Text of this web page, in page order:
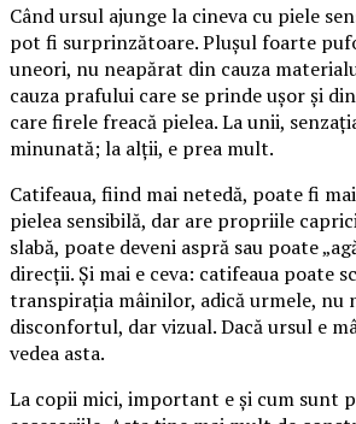
Când ursul ajunge la cineva cu piele
pot fi surprinzătoare. Plușul foarte
uneori, nu neapărat din cauza
cauza prafului care se prinde ușor și
care firele freacă pielea. La unii,
minunată; la alții, e prea mult.
Catifeaua, fiind mai netedă, poate fi
pielea sensibilă, dar are propriile
slabă, poate deveni aspră sau poate
direcții. Și mai e ceva: catifeaua poate
transpirația mâinilor, adică urmele, nu
disconfortul, dar vizual. Dacă ursul e
vedea asta.
La copii mici, important e și cum sunt